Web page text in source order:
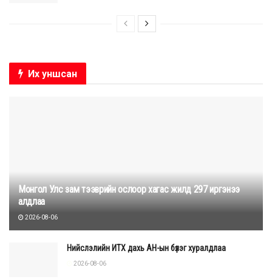
Их уншсан
Монгол Улс зам тээврийн ослоор хагас жилд 297 иргэнээ
алдлаа
2026-08-06
Нийслэлийн ИТХ дахь АН-ын бүлэг хуралдлаа
2026-08-06